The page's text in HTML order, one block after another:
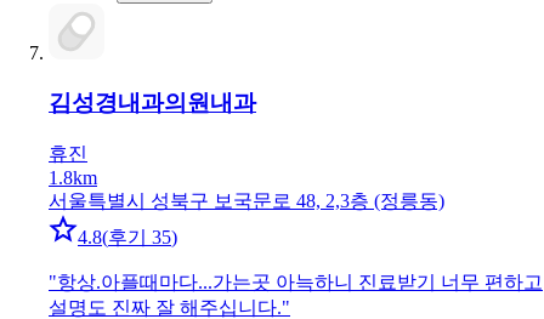
김성경내과의원 내과
휴진
1.8km
서울특별시 성북구 보국문로 48, 2,3층 (정릉동)
4.8(후기 35)
"항상.아플때마다...가는곳 아늑하니 진료받기 너무 편하고
설명도 진짜 잘 해주십니다."